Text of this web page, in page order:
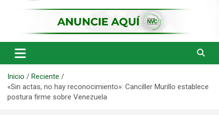
NVC Noticias
Inicio
Reciente
«Sin actas, no hay reconocimiento»: Canciller Murillo establece
postura firme sobre Venezuela